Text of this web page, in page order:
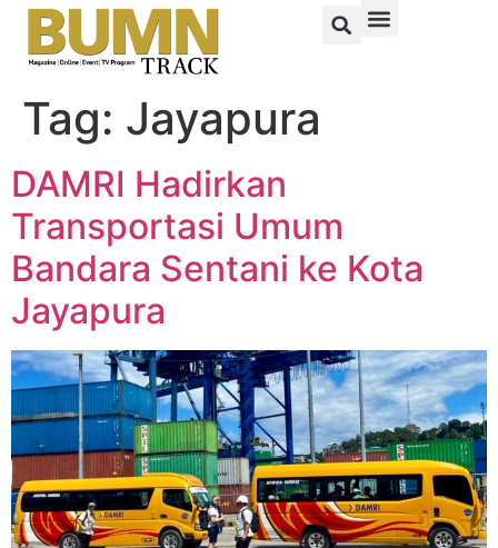
Tag: Jayapura
DAMRI Hadirkan
Transportasi Umum
Bandara Sentani ke Kota
Jayapura